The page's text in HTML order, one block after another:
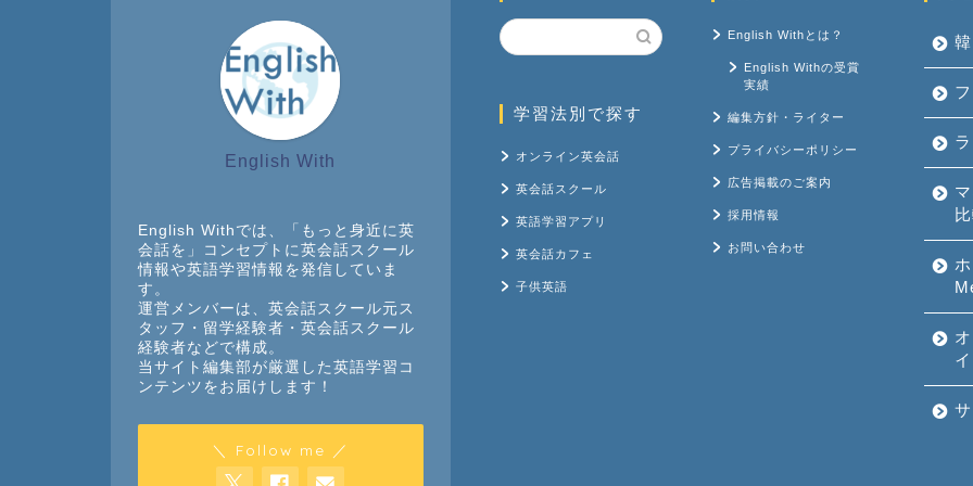
English With
English Withでは、「もっと身近に英
会話を」コンセプトに英会話スクール
情報や英語学習情報を発信していま
す。
運営メンバーは、英会話スクール元ス
タッフ・留学経験者・英会話スクール
経験者などで構成。
当サイト編集部が厳選した英語学習コ
ンテンツをお届けします！
＼ Follow me ／
学習法別で探す
オンライン英会話
英会話スクール
英語学習アプリ
英会話カフェ
子供英語
English Withとは？
English Withの受賞
実績
編集方針・ライター
プライバシーポリシー
広告掲載のご案内
採用情報
お問い合わせ